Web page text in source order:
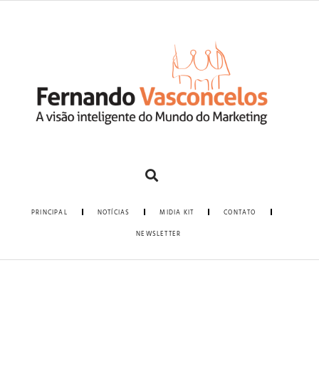
PRINCIPAL NOTÍCIAS MIDIA KIT CONTATO
NEWSLETTER